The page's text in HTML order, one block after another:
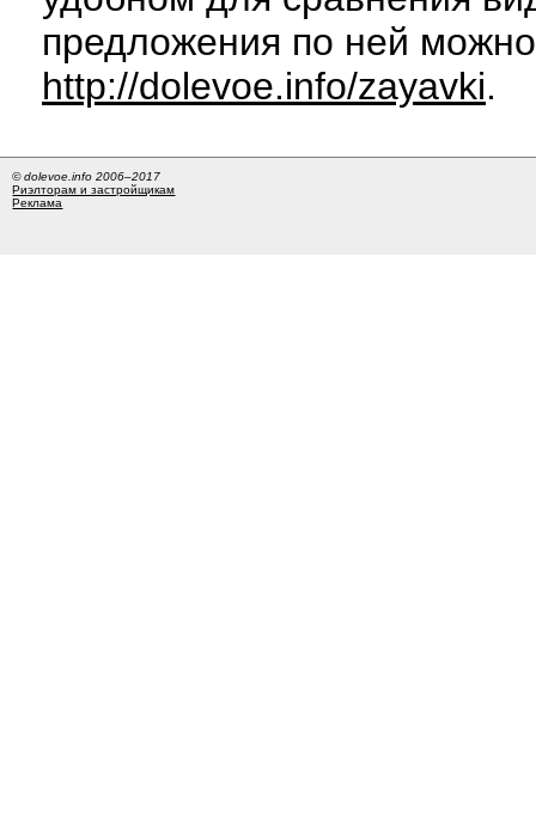
предложения по ней
http://dolevoe.info/zayavki.
© dolevoe.info 2006–2017
Риэлторам и застройщикам
Реклама